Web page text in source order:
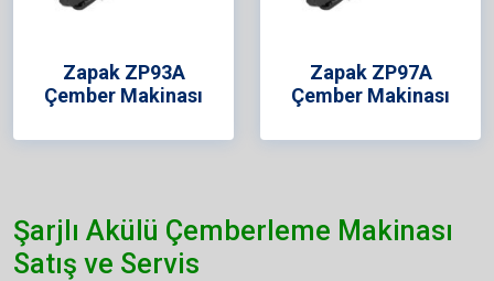
Zapak ZP93A
Çember Makinası
Zapak ZP97A
Çember Makinası
Şarjlı Akülü Çemberleme Makinası
Satış ve Servis